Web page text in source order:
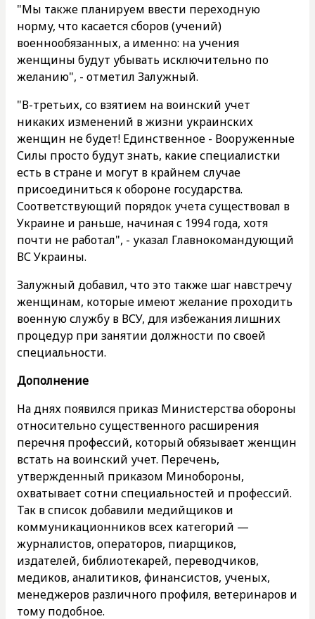
"Мы также планируем ввести переходную
норму, что касается сборов (учений)
военнообязанных, а именно: на учения
женщины будут убывать исключительно по
желанию", - отметил Залужный.
"В-третьих, со взятием на воинский учет
никаких изменений в жизни украинских
женщин не будет! Единственное - Вооруженные
Силы просто будут знать, какие специалистки
есть в стране и могут в крайнем случае
присоединиться к обороне государства.
Соответствующий порядок учета существовал в
Украине и раньше, начиная с 1994 года, хотя
почти не работал", - указал Главнокомандующий
ВС Украины.
Залужный добавил, что это также шаг навстречу
женщинам, которые имеют желание проходить
военную службу в ВСУ, для избежания лишних
процедур при занятии должности по своей
специальности.
Дополнение
На днях появился приказ Министерства обороны
относительно существенного расширения
перечня профессий, который обязывает женщин
встать на воинский учет. Перечень,
утвержденный приказом Минобороны,
охватывает сотни специальностей и профессий.
Так в список добавили медийщиков и
коммуникационников всех категорий —
журналистов, операторов, пиарщиков,
издателей, библиотекарей, переводчиков,
медиков, аналитиков, финансистов, ученых,
менеджеров различного профиля, ветеринаров и
тому подобное.